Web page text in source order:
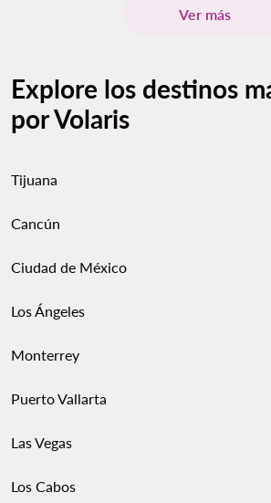
Ver más
Explore los destinos
por Volaris
Tijuana
Cancún
Ciudad de México
Los Ángeles
Monterrey
Puerto Vallarta
Las Vegas
Los Cabos